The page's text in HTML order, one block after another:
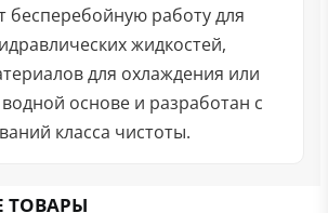
бесперебойную работу для
жидкостей,
для охлаждения или
основе и разработан с
класса чистоты.
ТОВАРЫ